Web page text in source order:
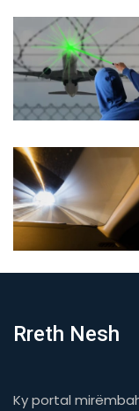
Rreth Nesh
Ky portal